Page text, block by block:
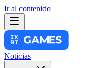
Ir al contenido
Noticias